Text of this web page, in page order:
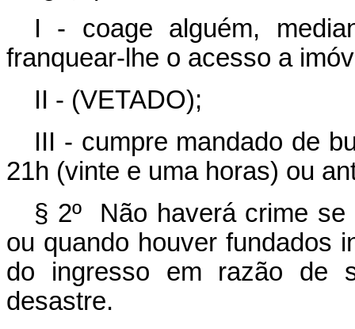
I - coage alguém,
franquear-lhe o acesso a
II - (VETADO);
III - cumpre mandado de
21h (vinte e uma horas) ou
§ 2º Não haverá crime
ou quando houver fundados
do ingresso em razão de
desastre.